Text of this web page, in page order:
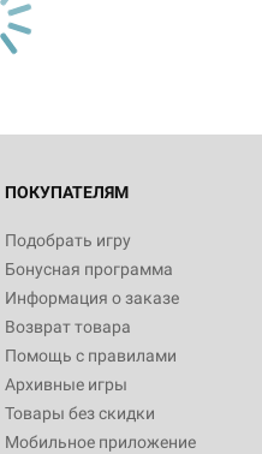
ПОКУПАТЕЛЯМ
Подобрать игру
Бонусная программа
Информация о заказе
Возврат товара
Помощь с правилами
Архивные игры
Товары без скидки
Мобильное приложение